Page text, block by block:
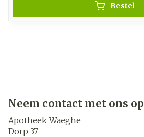
Bestel
Neem contact met ons op
Apotheek Waeghe
Dorp 37